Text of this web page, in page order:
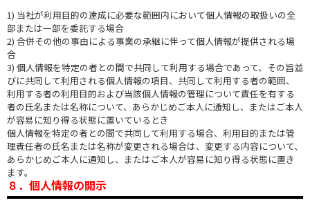
1) 当社が利用目的の達成に必要な範囲内において個人情報の取扱いの全
部または一部を委託する場合
2) 合併その他の事由による事業の承継に伴って個人情報が提供される場
合
3) 個人情報を特定の者との間で共同して利用する場合であって、その旨並
びに共同して利用される個人情報の項目、共同して利用する者の範囲、
利用する者の利用目的および当該個人情報の管理について責任を有する
者の氏名または名称について、あらかじめご本人に通知し、またはご本人
が容易に知り得る状態に置いているとき
個人情報を特定の者との間で共同して利用する場合、利用目的または管
理責任者の氏名または名称が変更される場合は、変更する内容について、
あらかじめご本人に通知し、またはご本人が容易に知り得る状態に置き
ます。
８．個人情報の開示